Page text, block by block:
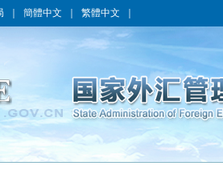
簡體中文 繁體中文